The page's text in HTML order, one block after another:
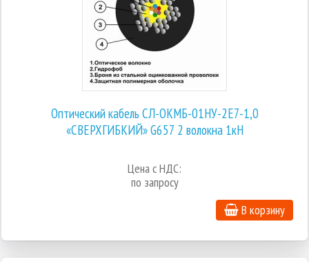
Оптический кабель СЛ-ОКМБ-01НУ-2Е7-1,0
«СВЕРХГИБКИЙ» G657 2 волокна 1кН
Цена с НДС:
по запросу
В корзину